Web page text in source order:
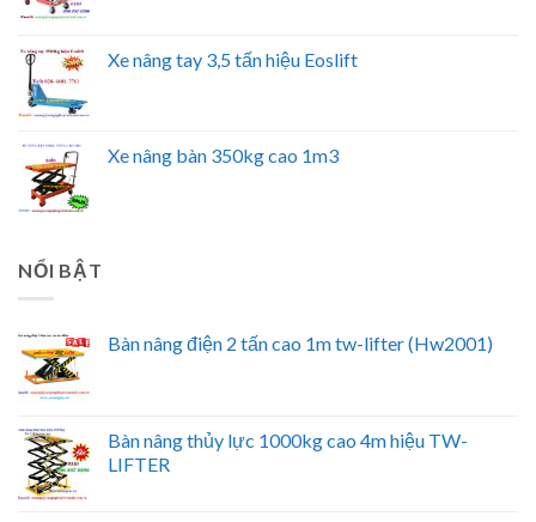
Xe nâng tay 3,5 tấn hiệu Eoslift
Xe nâng bàn 350kg cao 1m3
NỔI BẬT
Bàn nâng điện 2 tấn cao 1m tw-lifter (Hw2001)
Bàn nâng thủy lực 1000kg cao 4m hiệu TW-
LIFTER